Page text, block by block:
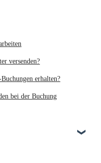
versenden?
erhalten?
bei der Buchung